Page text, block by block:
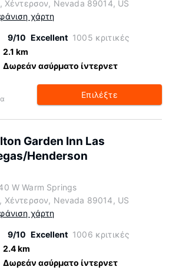
Χέντερσον, Nevada 89014, US
χάρτη
9/10 Excellent 1005 κριτικές
2.1 km
Δωρεάν ασύρματο ίντερνετ
Επιλέξτε
Garden Inn Las
Henderson
W Warm Springs
Χέντερσον, Nevada 89014, US
χάρτη
9/10 Excellent 1006 κριτικές
2.4 km
Δωρεάν ασύρματο ίντερνετ